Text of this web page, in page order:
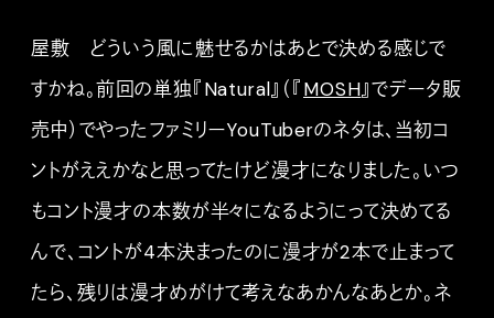
屋敷 どういう風に魅せるかはあとで決める感じで
すかね。前回の単独『Natural』（『MOSH』でデータ販
売中）でやったファミリーYouTuberのネタは、当初コ
ントがええかなと思ってたけど漫才になりました。いつ
もコント漫才の本数が半々になるようにって決めてる
んで、コントが4本決まったのに漫才が2本で止まって
たら、残りは漫才めがけて考えなあかんなあとか。ネ